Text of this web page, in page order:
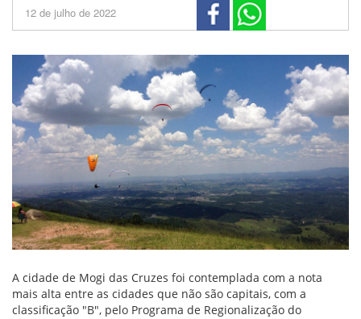
12 de julho de 2022
A cidade de Mogi das Cruzes foi contemplada com a nota
mais alta entre as cidades que não são capitais, com a
classificação "B", pelo Programa de Regionalização do